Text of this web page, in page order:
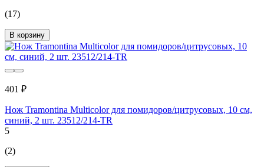
(17)
В корзину
401 ₽
Нож Tramontina Multicolor для помидоров/цитрусовых, 10 см,
синий, 2 шт. 23512/214-TR
5
(2)